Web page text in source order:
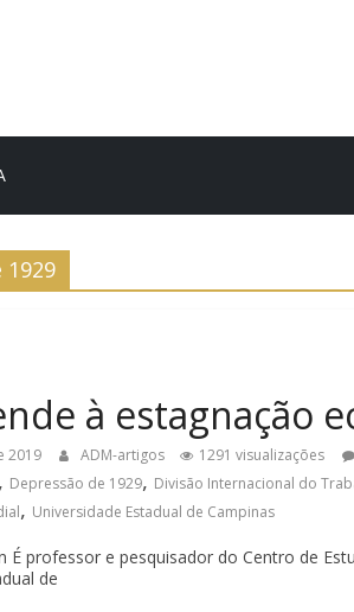
1929
à estagnação
2019 ADM-artigos 1291 visualizações
, Depressão de 1929, Divisão Internacional do
, Universidade Estadual de Campinas
É professor e pesquisador do Centro de
de